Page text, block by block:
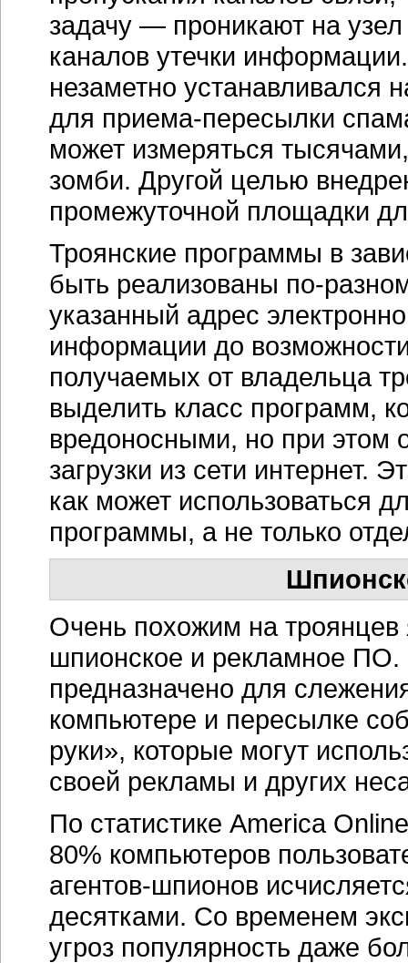
задачу — проникают на
каналов утечки
незаметно устанавливался
для приема-пересылки
может измеряться
зомби. Другой целью
промежуточной площадки
Троянские программы в
быть реализованы по-
указанный адрес
информации до
получаемых от владельца
выделить класс программ,
вредоносными, но при этом
загрузки из сети интернет.
как может использоваться
программы, а не только
Очень похожим на троянцев
шпионское и рекламное ПО.
предназначено для
компьютере и пересылке
руки», которые могут
своей рекламы и других
По статистике America
80% компьютеров
агентов-шпионов
десятками. Со временем
угроз популярность даже